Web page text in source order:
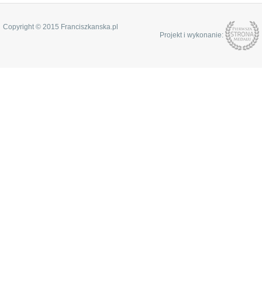
Copyright © 2015 Franciszkanska.pl
Projekt i wykonanie: